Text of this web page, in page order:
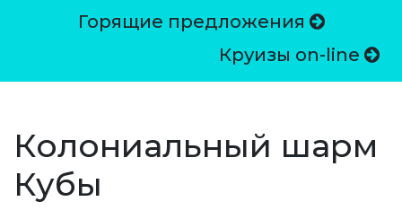
Горящие предложения
Круизы on-line
Колониальный шарм
Кубы